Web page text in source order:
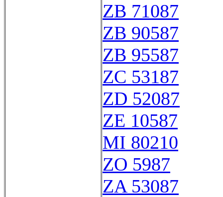
ZB 71087
ZB 90587
ZB 95587
ZC 53187
ZD 52087
ZE 10587
MI 80210
ZO 5987
ZA 53087